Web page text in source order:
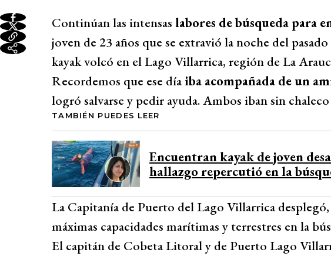
Continúan las intensas labores de búsqueda para
joven de 23 años que se extravió la noche del
kayak volcó en el Lago Villarrica, región de La
Recordemos que ese díaiba acompañada de un
logró salvarse y pedir ayuda. Ambos iban sin chaleco
TAMBIÉN PUEDES LEER
Encuentran kayak de joven
hallazgo repercutió en la
La Capitanía de Puerto del Lago Villarrica desplegó,
máximas capacidades marítimas y terrestres en la
El capitán de Cobeta Litoral y de Puerto Lago